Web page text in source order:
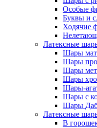
Особые
Буквы и
Ходячие
Латексные
Шары
Шары
Шары
Шары
Шары-
Шары с
Шары
Латексные
В